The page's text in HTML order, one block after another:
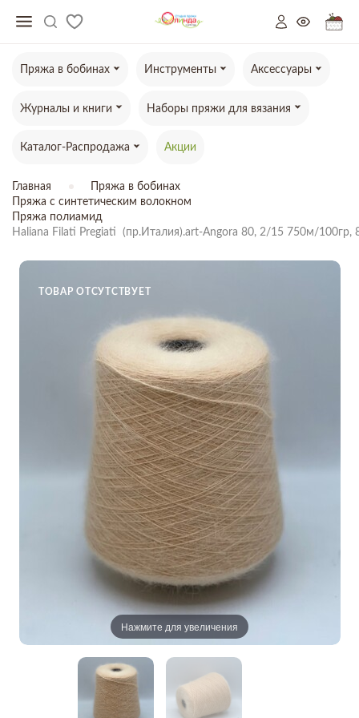
Пряжа в бобинах Инструменты Аксессуары
Журналы и книги Наборы пряжи для вязания
Каталог-Распродажа Акции
Главная
Пряжа в бобинах
Пряжа с синтетическим волокном
Пряжа полиамид
Haliana Filati Pregiati  (пр.Италия).art-Angora 80, 2/15 750м/
ТОВАР ОТСУТСТВУЕТ
Нажмите для увеличения